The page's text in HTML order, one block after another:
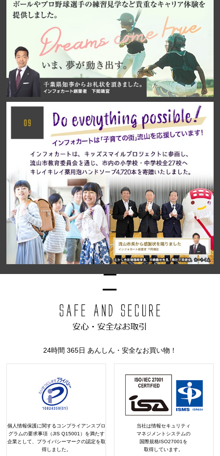
24時間 365日 あんしん・安全なお買い物！
個人情報保護に関するコンプライアンスプロ
グラムの要求事項（JIS Q15001）を満たす
企業として、プライバシーマークの認定を取
得しました。
当社は情報セキュリティ
マネジメントシステムの
国際規格ISO27001を
取得しています。